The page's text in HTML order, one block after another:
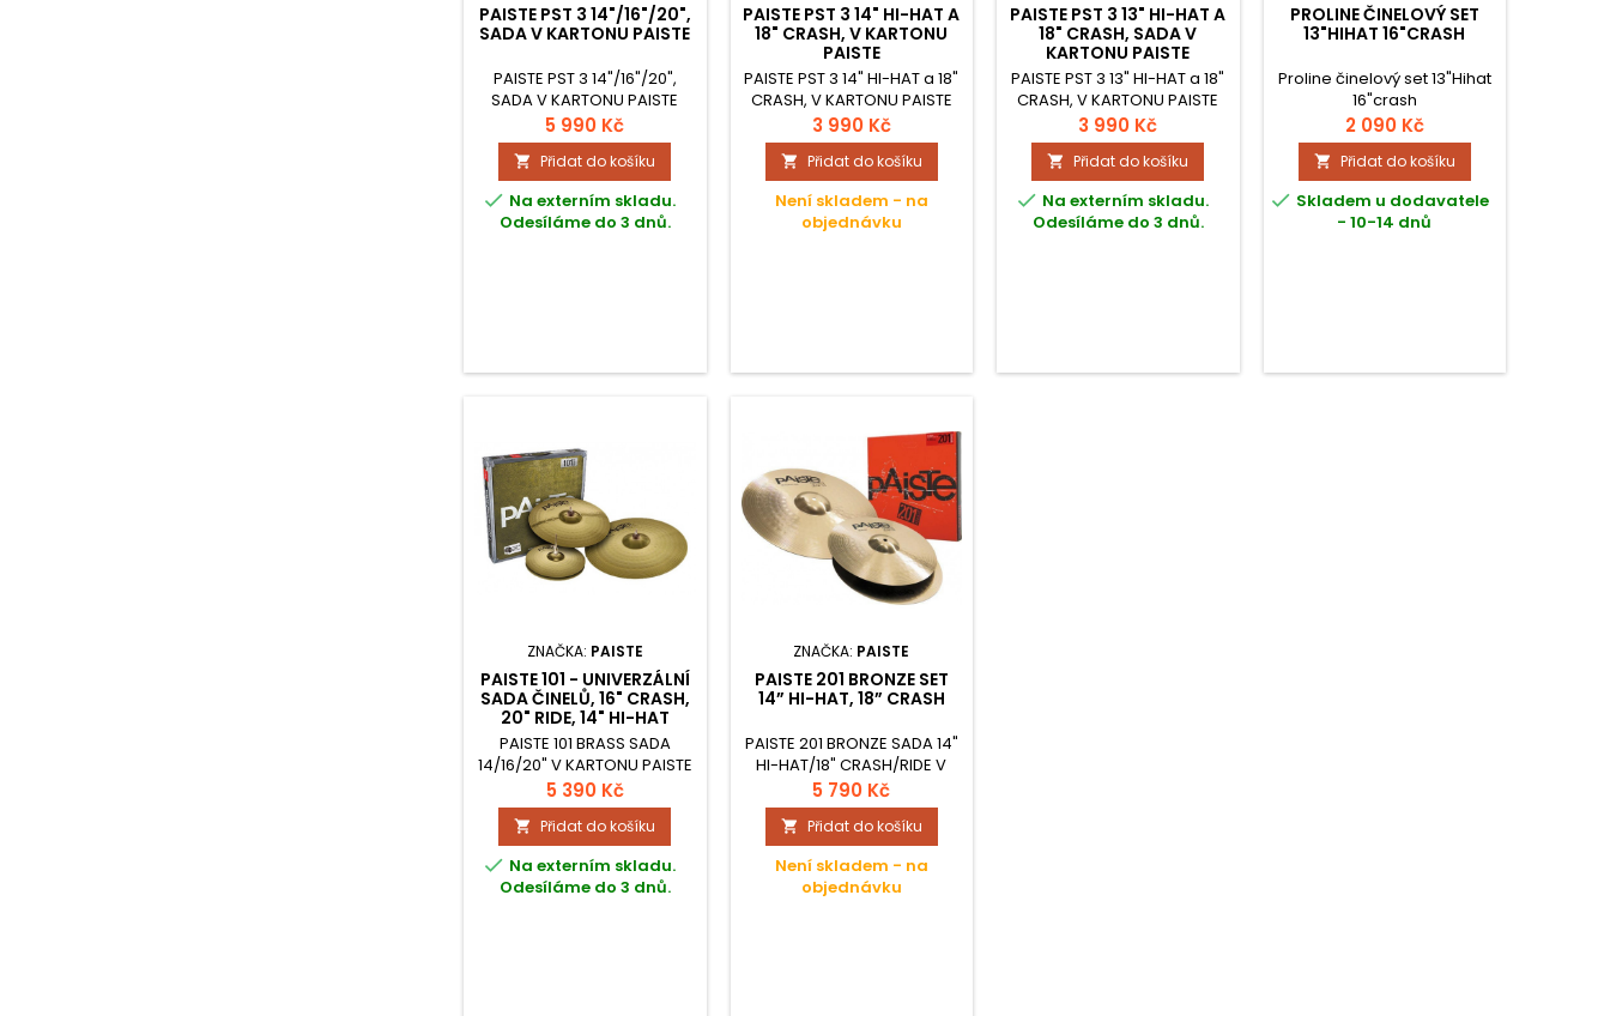
PAISTE PST 3 14"/16"/20",
SADA V KARTONU PAISTE
PAISTE PST 3 14"/16"/20",
SADA V KARTONU PAISTE
5 990 Kč
 Přidat do košíku
 Na externím skladu.
Odesíláme do 3 dnů.
PAISTE PST 3 14" HI-HAT A
18" CRASH, V KARTONU
PAISTE
PAISTE PST 3 14" HI-HAT a 18"
CRASH, V KARTONU PAISTE
3 990 Kč
 Přidat do košíku
Není skladem - na
objednávku
PAISTE PST 3 13" HI-HAT A
18" CRASH, SADA V
KARTONU PAISTE
PAISTE PST 3 13" HI-HAT a 18"
CRASH, V KARTONU PAISTE
3 990 Kč
 Přidat do košíku
 Na externím skladu.
Odesíláme do 3 dnů.
PROLINE ČINELOVÝ SET
13"HIHAT 16"CRASH
Proline činelový set 13"Hihat
16"crash
2 090 Kč
 Přidat do košíku
 Skladem u dodavatele
- 10-14 dnů
ZNAČKA: PAISTE
PAISTE 101 - UNIVERZÁLNÍ
SADA ČINELŮ, 16" CRASH,
20" RIDE, 14" HI-HAT
PAISTE 101 BRASS SADA
14/16/20" V KARTONU PAISTE
5 390 Kč
 Přidat do košíku
 Na externím skladu.
Odesíláme do 3 dnů.
ZNAČKA: PAISTE
PAISTE 201 BRONZE SET
14” HI-HAT, 18” CRASH
PAISTE 201 BRONZE SADA 14"
HI-HAT/18" CRASH/RIDE V
KARTONU PAISTE -
DOPRODEJ
5 790 Kč
 Přidat do košíku
Není skladem - na
objednávku